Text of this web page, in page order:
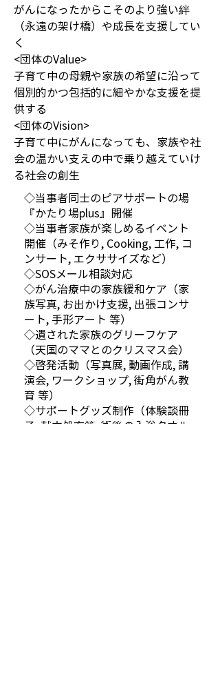
がんになったからこそのより強い絆
（永遠の架け橋）や成長を支援してい
く
<団体のValue>
子育て中の母親や家族の希望に沿って
個別的かつ包括的に細やかな支援を提
供する
<団体のVision>
子育て中にがんになっても、家族や社
会の温かい支えの中で乗り越えていけ
る社会の創生
◇当事者同士のピアサポートの場
『かたり場plus』開催
◇当事者家族が楽しめるイベント
開催（みそ作り, Cooking, 工作, コ
ンサート, エクササイズなど）
◇SOSメール相談対応
◇がん治療中の家族緩和ケア（家
族写真, お出かけ支援, 出張コンサ
ート, 手形アート 等）
◇遺された家族のグリーフケア
（天国のママとのクリスマス会）
◇啓発活動（写真展, 動画作成, 講
演会, ワークショップ, 街角がん教
育 等）
◇サポートグッズ制作（体験談冊
子, 献立処方箋, 術後の入浴タオル,